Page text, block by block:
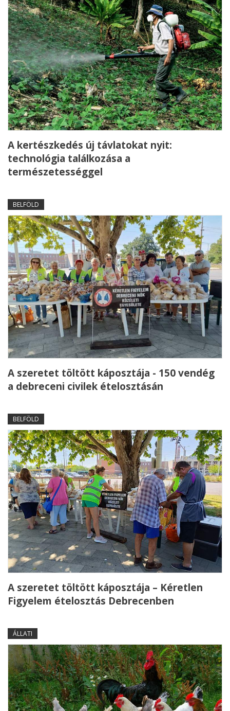
A kertészkedés új távlatokat nyit:
technológia találkozása a
természetességgel
BELFÖLD
A szeretet töltött káposztája - 150 vendég
a debreceni civilek ételosztásán
BELFÖLD
A szeretet töltött káposztája – Kéretlen
Figyelem ételosztás Debrecenben
ÁLLATI